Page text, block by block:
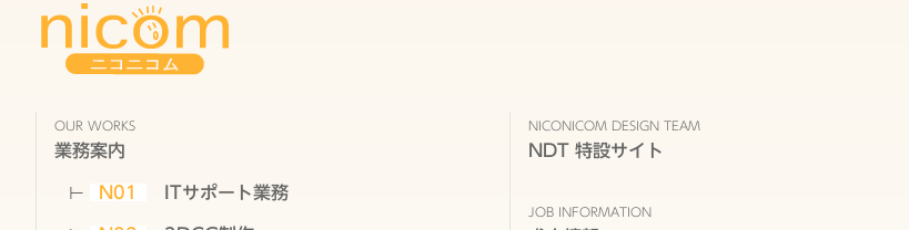
OUR WORKS
業務案内
N01 ITサポート業務
NICONICOM DESIGN TEAM
NDT 特設サイト
JOB INFORMATION